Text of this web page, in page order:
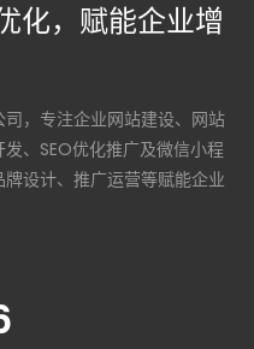
化，赋能企业增
，专注企业网站建设、网站
、SEO优化推广及微信小程
设计、推广运营等赋能企业